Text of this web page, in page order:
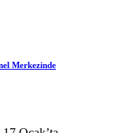
Merkezinde